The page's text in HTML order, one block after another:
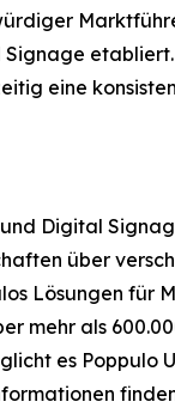
eine
Digital
über
Lösungen
mehr als
es Poppulo